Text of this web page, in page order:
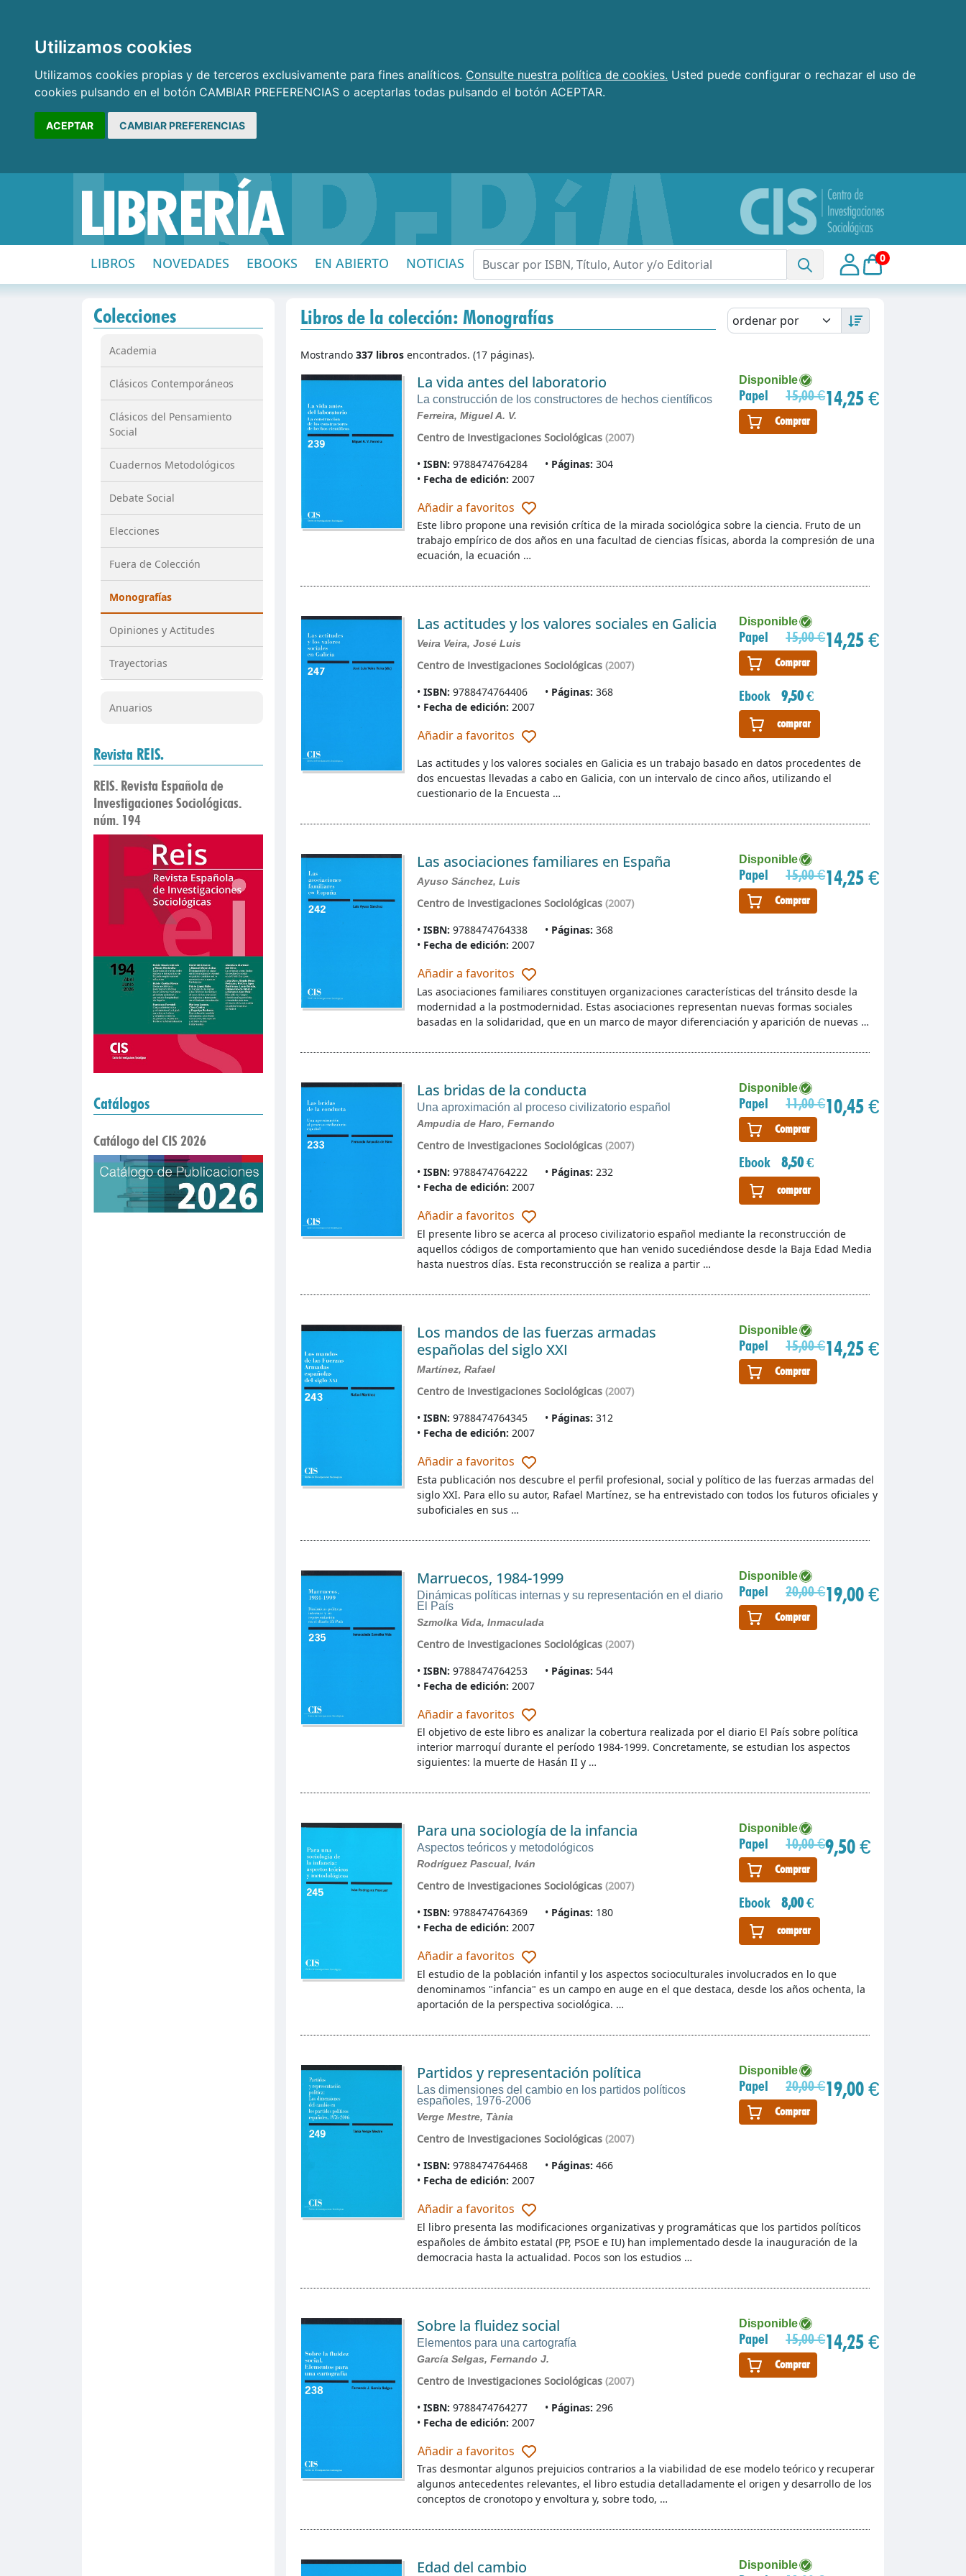
Utilizamos cookies
Utilizamos cookies propias y de terceros exclusivamente para fines analíticos. Consulte nuestra política de cookies. Usted puede configurar o rechazar el uso de
cookies pulsando en el botón CAMBIAR PREFERENCIAS o aceptarlas todas pulsando el botón ACEPTAR.
ACEPTAR CAMBIAR PREFERENCIAS
LIBROS NOVEDADES EBOOKS EN ABIERTO NOTICIAS 0
Colecciones
Academia
Clásicos Contemporáneos
Clásicos del Pensamiento
Social
Cuadernos Metodológicos
Debate Social
Elecciones
Fuera de Colección
Monografías
Opiniones y Actitudes
Trayectorias
Anuarios
Revista REIS.
REIS. Revista Española de
Investigaciones Sociológicas.
núm. 194
Catálogos
Catálogo del CIS 2026
Libros de la colección: Monografías
Mostrando 337 librosencontrados. (17 páginas).
La vida antes del laboratorio
La construcción de los constructores de hechos científicos
Ferreira, Miguel A. V.
Centro de Investigaciones Sociológicas (2007)
ISBN: 9788474764284 Páginas: 304
Fecha de edición: 2007
Añadir a favoritos
Disponible
Papel 15,00 €14,25 €
Comprar
Este libro propone una revisión crítica de la mirada sociológica sobre la ciencia. Fruto de un
trabajo empírico de dos años en una facultad de ciencias físicas, aborda la compresión de una
ecuación, la ecuación …
Las actitudes y los valores sociales en Galicia
Veira Veira, José Luis
Centro de Investigaciones Sociológicas (2007)
ISBN: 9788474764406 Páginas: 368
Fecha de edición: 2007
Añadir a favoritos
Disponible
Papel 15,00 €14,25 €
Comprar
Ebook 9,50 €
comprar
Las actitudes y los valores sociales en Galicia es un trabajo basado en datos procedentes de
dos encuestas llevadas a cabo en Galicia, con un intervalo de cinco años, utilizando el
cuestionario de la Encuesta …
Las asociaciones familiares en España
Ayuso Sánchez, Luis
Centro de Investigaciones Sociológicas (2007)
ISBN: 9788474764338 Páginas: 368
Fecha de edición: 2007
Añadir a favoritos
Disponible
Papel 15,00 €14,25 €
Comprar
Las asociaciones familiares constituyen organizaciones características del tránsito desde la
modernidad a la postmodernidad. Estas asociaciones representan nuevas formas sociales
basadas en la solidaridad, que en un marco de mayor diferenciación y aparición de nuevas …
Las bridas de la conducta
Una aproximación al proceso civilizatorio español
Ampudia de Haro, Fernando
Centro de Investigaciones Sociológicas (2007)
ISBN: 9788474764222 Páginas: 232
Fecha de edición: 2007
Añadir a favoritos
Disponible
Papel 11,00 €10,45 €
Comprar
Ebook 8,50 €
comprar
El presente libro se acerca al proceso civilizatorio español mediante la reconstrucción de
aquellos códigos de comportamiento que han venido sucediéndose desde la Baja Edad Media
hasta nuestros días. Esta reconstrucción se realiza a partir …
Los mandos de las fuerzas armadas
españolas del siglo XXI
Martínez, Rafael
Centro de Investigaciones Sociológicas (2007)
ISBN: 9788474764345 Páginas: 312
Fecha de edición: 2007
Añadir a favoritos
Disponible
Papel 15,00 €14,25 €
Comprar
Esta publicación nos descubre el perfil profesional, social y político de las fuerzas armadas del
siglo XXI. Para ello su autor, Rafael Martínez, se ha entrevistado con todos los futuros oficiales y
suboficiales en sus …
Marruecos, 1984-1999
Dinámicas políticas internas y su representación en el diario
El País
Szmolka Vida, Inmaculada
Centro de Investigaciones Sociológicas (2007)
ISBN: 9788474764253 Páginas: 544
Fecha de edición: 2007
Añadir a favoritos
Disponible
Papel 20,00 €19,00 €
Comprar
El objetivo de este libro es analizar la cobertura realizada por el diario El País sobre política
interior marroquí durante el período 1984-1999. Concretamente, se estudian los aspectos
siguientes: la muerte de Hasán II y …
Para una sociología de la infancia
Aspectos teóricos y metodológicos
Rodríguez Pascual, Iván
Centro de Investigaciones Sociológicas (2007)
ISBN: 9788474764369 Páginas: 180
Fecha de edición: 2007
Añadir a favoritos
Disponible
Papel 10,00 €9,50 €
Comprar
Ebook 8,00 €
comprar
El estudio de la población infantil y los aspectos socioculturales involucrados en lo que
denominamos "infancia" es un campo en auge en el que destaca, desde los años ochenta, la
aportación de la perspectiva sociológica. …
Partidos y representación política
Las dimensiones del cambio en los partidos políticos
españoles, 1976-2006
Verge Mestre, Tània
Centro de Investigaciones Sociológicas (2007)
ISBN: 9788474764468 Páginas: 466
Fecha de edición: 2007
Añadir a favoritos
Disponible
Papel 20,00 €19,00 €
Comprar
El libro presenta las modificaciones organizativas y programáticas que los partidos políticos
españoles de ámbito estatal (PP, PSOE e IU) han implementado desde la inauguración de la
democracia hasta la actualidad. Pocos son los estudios …
Sobre la fluidez social
Elementos para una cartografía
García Selgas, Fernando J.
Centro de Investigaciones Sociológicas (2007)
ISBN: 9788474764277 Páginas: 296
Fecha de edición: 2007
Añadir a favoritos
Disponible
Papel 15,00 €14,25 €
Comprar
Tras desmontar algunos prejuicios contrarios a la viabilidad de ese modelo teórico y recuperar
algunos antecedentes relevantes, el libro estudia detalladamente el origen y desarrollo de los
conceptos de cronotopo y envoltura y, sobre todo, …
Edad del cambio Disponible